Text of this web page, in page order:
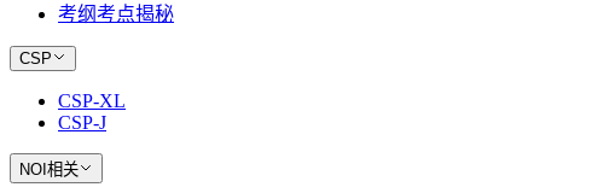
考纲考点揭秘
CSP
CSP-XL
CSP-J
NOI相关